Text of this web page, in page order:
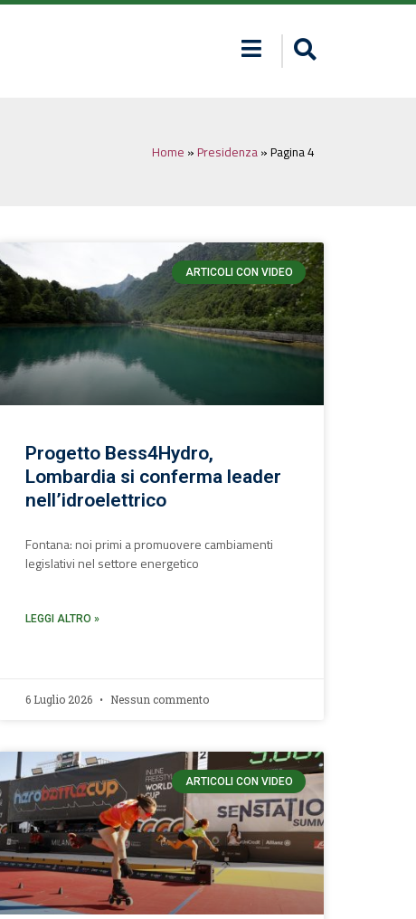
Home » Presidenza » Pagina 4
ARTICOLI CON VIDEO
Progetto Bess4Hydro,
Lombardia si conferma leader
nell’idroelettrico
Fontana: noi primi a promuovere cambiamenti
legislativi nel settore energetico
LEGGI ALTRO »
6 Luglio 2026 Nessun commento
ARTICOLI CON VIDEO